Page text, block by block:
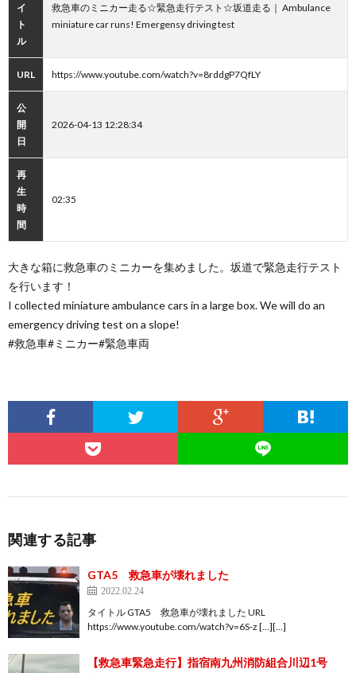
イ
ト
ル
救急車のミニカー走る☆緊急走行テスト☆坂道走る｜ Ambulance
miniature car runs! Emergensy driving test
URL https://www.youtube.com/watch?v=8rddgP7QfLY
公
開
日
2026-04-13 12:28:34
再
生
時
間
02:35
大きな箱に救急車のミニカーを集めました。坂道で緊急走行テスト
を行います！
I collected miniature ambulance cars in a large box. We will do an
emergency driving test on a slope!
#救急車#ミニカー#緊急車両
関連する記事
GTA5 救急車が壊れました
2022.02.24
タイトル GTA5 救急車が壊れました URL
https://www.youtube.com/watch?v=6S-z […][…]
【救急車緊急走行】指宿南九州消防組合川辺1号